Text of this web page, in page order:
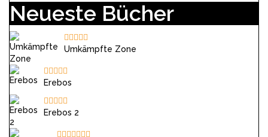
Neueste Bücher
Umkämpfte Zone
Erebos
Erebos 2